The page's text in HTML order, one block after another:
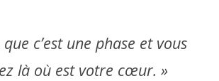
que c’est une phase et vous
là où est votre cœur. »